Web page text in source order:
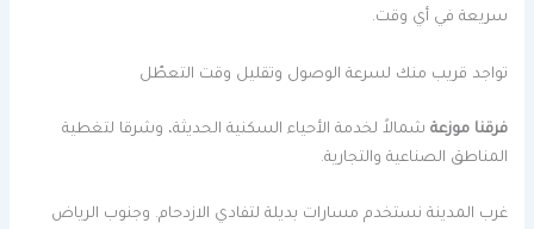
سريعة في أي وقت.
تواجد قريب منك لسرعة الوصول وتقليل وقت التعطّل
فرقنا موزعة شمالاً لخدمة الأحياء السكنية الحديثة، وشرقا لتغطية
المناطق الصناعية والتجارية.
غرب المدينة نستخدم مسارات بديلة لتفادي الازدحام. وجنوب الرياض